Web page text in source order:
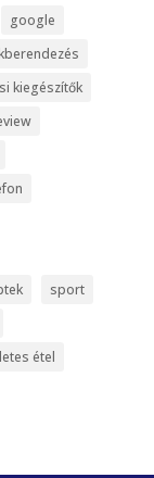
google
kiegészítők
sport
étel